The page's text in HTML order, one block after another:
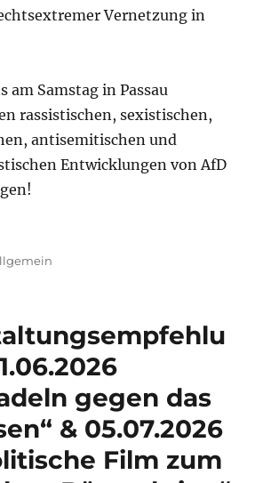
Vernetzung in
am Samstag in Passau
rassistischen, sexistischen,
antisemitischen und
Entwicklungen von AfD
gegen das
& 05.07.2026
Film zum